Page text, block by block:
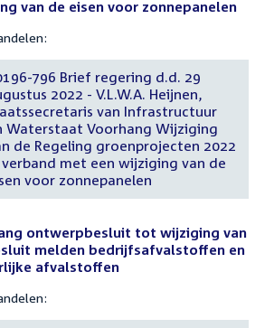
van de eisen voor zonnepanelen
796 Brief regering d.d. 29
2022 - V.L.W.A. Heijnen,
van Infrastructuur
Waterstaat Voorhang Wijziging
de Regeling groenprojecten 2022
met een wijziging van de
voor zonnepanelen
ontwerpbesluit tot wijziging van
melden bedrijfsafvalstoffen en
afvalstoffen